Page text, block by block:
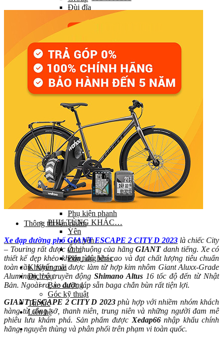
Đùi đĩa
Tay đề (chuyển số)
Gạt líp / Gạt đĩa
Líp
Pedal (Bàn đạp)
HỆ THỐNG CHUYỂN ĐỘNG
Trục giữa
Moay ơ
Vành xe (Niềng)
Săm xe (Ruột xe)
Lốp xe (Vỏ xe)
Nan hoa (Căm)
HỆ THỐNG LÁI
Ghi đông (Tay lái)
Pô tăng
Cổ phuộc
Phuộc (Giảm xóc)
HỆ THỐNG PHANH
Bộ phanh / Cụm phanh
Tay phanh / Dây
Má phanh
Đĩa phanh
Phụ kiện phanh
PHỤ TÙNG KHÁC…
Yên
Cọc yên
Ổ bi
Phụ tùng khác
Khuyến mãi
Dịch vụ
Bảo dưỡng
Góc kỹ thuật
Tin tức
Liên hệ
Thông tin sản phẩm
Xe đạp đường phố GIANT ESCAPE 2 CITY D 2023 là chiếc City
– Touring rất được ưa chuộng của hãng GIANTdanh tiếng. Xe có
thiết kế đẹp khẻo khoắn, độ bền cao và đạt chất lượng tiêu chuẩn
toàn cầu. Khung xe được làm từ hợp kim nhôm Giant Aluxx-Grade
Aluminum, bộ truyền độngShimano Altus 16 tốc độ đến từ Nhật
Bản. Ngoài ra, xe được láp sẵn baga chắn bùn rất tiện lợi.
GIANT ESCAPE 2 CITY D 2023phù hợp với nhiềm nhóm khách
hàng từ công sở, thanh niên, trung niên và những người đam mê
phiêu lưu khám phá. Sản phẩm đượcXedap66nhập khẩu chính
hãng, nguyên thùng và phân phối trên phạm vi toàn quốc.